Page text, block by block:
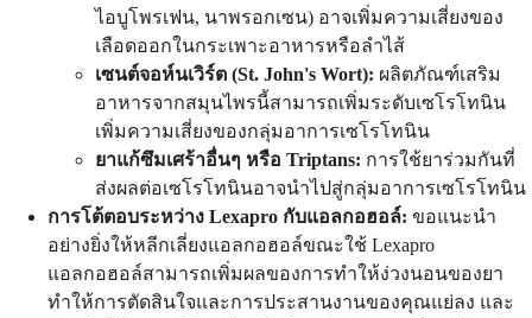
ไอบูโพรเฟน, นาพรอกเซน) อาจเพิ่มความเสี่ยงของ
เลือดออกในกระเพาะอาหารหรือลำไส้
เซนต์จอห์นเวิร์ต (St. John's Wort): ผลิตภัณฑ์เสริม
อาหารจากสมุนไพรนี้สามารถเพิ่มระดับเซโรโทนิน
เพิ่มความเสี่ยงของกลุ่มอาการเซโรโทนิน
ยาแก้ซึมเศร้าอื่นๆ หรือ Triptans: การใช้ยาร่วมกันที่
ส่งผลต่อเซโรโทนินอาจนำไปสู่กลุ่มอาการเซโรโทนิน
การโต้ตอบระหว่าง Lexapro กับแอลกอฮอล์: ขอแนะนำ
อย่างยิ่งให้หลีกเลี่ยงแอลกอฮอล์ขณะใช้ Lexapro
แอลกอฮอล์สามารถเพิ่มผลของการทำให้ง่วงนอนของยา
ทำให้การตัดสินใจและการประสานงานของคุณแย่ลง และ